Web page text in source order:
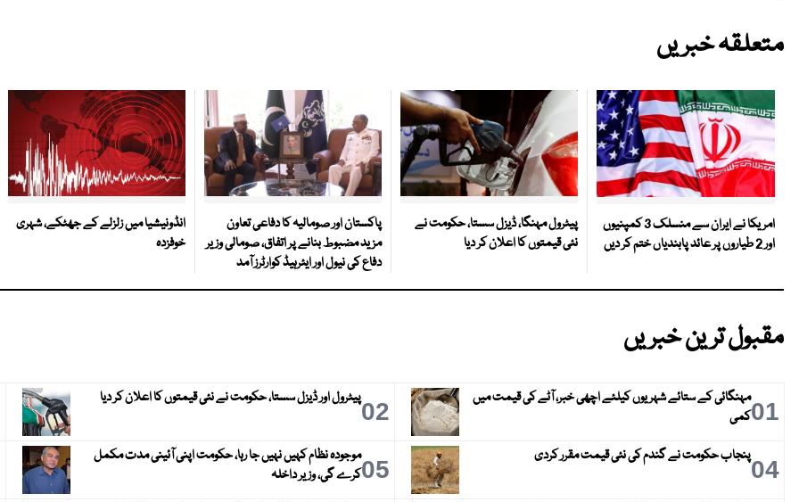
متعلقہ خبریں
امریکا نے ایران سے منسلک 3 کمپنیوں
اور 2 طیاروں پر عائد پابندیاں ختم کر دیں
پیٹرول مہنگا، ڈیزل سستا، حکومت نے
نئی قیمتوں کا اعلان کر دیا
پاکستان اور صومالیہ کا دفاعی تعاون
مزید مضبوط بنانے پر اتفاق، صومالی وزیر
دفاع کی نیول اور ایئرہیڈ کوارٹرز آمد
انڈونیشیا میں زلزلے کے جھٹکے، شہری
خوفزدہ
مقبول ترین خبریں
01مہنگائی کے ستائے شہریوں کیلئے اچھی خبر، آٹے کی قیمت میں
کمی
02پیٹرول اور ڈیزل سستا، حکومت نے نئی قیمتوں کا اعلان کر دیا
04پنجاب حکومت نے گندم کی نئی قیمت مقرر کردی 05موجودہ نظام کہیں نہیں جا رہا، حکومت اپنی آئینی مدت مکمل
کرے گی، وزیر داخلہ